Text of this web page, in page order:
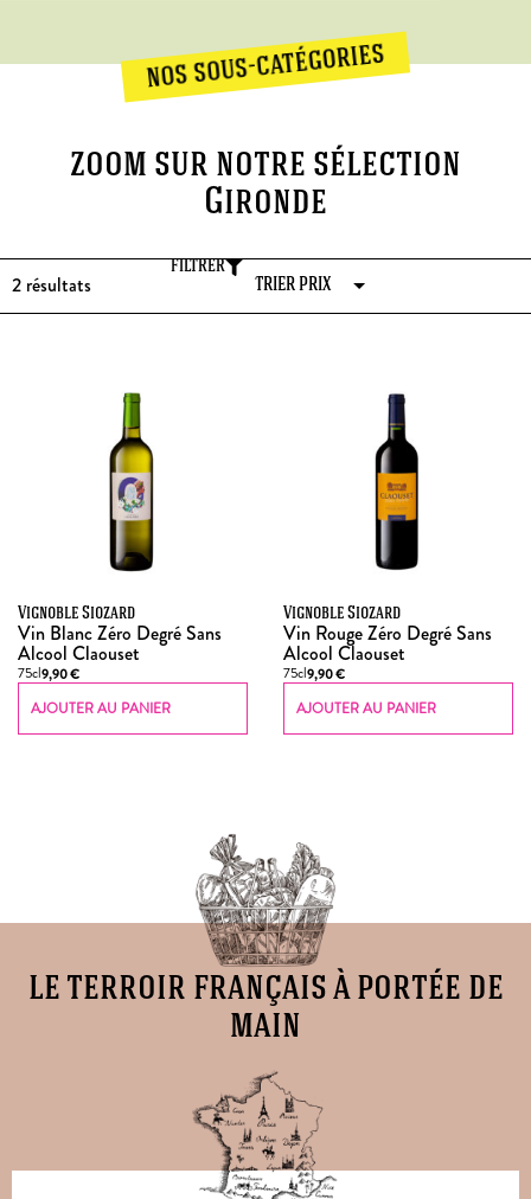
nos sous-catégories
zoom sur notre sélection
Gironde
2 résultats
FILTRER
Vignoble Siozard
Vin Blanc Zéro Degré Sans
Alcool Claouset
75cl9,90€
AJOUTER AU PANIER
Vignoble Siozard
Vin Rouge Zéro Degré Sans
Alcool Claouset
75cl9,90€
AJOUTER AU PANIER
le terroir français à portée de
main